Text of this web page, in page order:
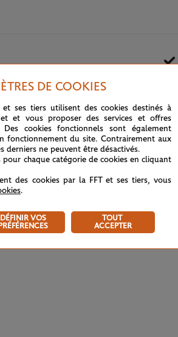
2024 DE COOKIES
et ses tiers utilisent des cookies destinés à
et vous proposer des services et offres
cookies fonctionnels sont également
fonctionnement du site. Contrairement aux
derniers ne peuvent être désactivés.
pour chaque catégorie de cookies en cliquant
des cookies par la FFT et ses tiers, vous
.
DÉFINIR VOS
PRÉFÉRENCES
TOUT
ACCEPTER